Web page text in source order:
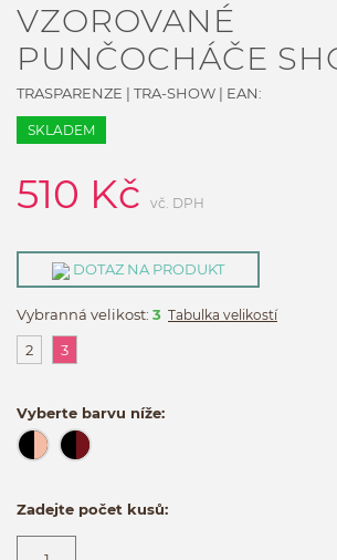
VZOROVANÉ
PUNČOCHÁČE
TRASPARENZE | TRA-SHOW | EAN:
SKLADEM
510 Kč vč. DPH
DOTAZ NA PRODUKT
Vybranná velikost: 3 Tabulka velikostí
2 3
Vyberte barvu níže:
Zadejte počet kusů: